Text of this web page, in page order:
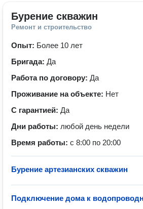
Бурение скважин
Ремонт и строительство
Опыт: Более 10 лет
Бригада: Да
Работа по договору: Да
Проживание на объекте: Нет
С гарантией: Да
Дни работы: любой день недели
Время работы: с 8:00 по 20:00
Бурение артезианских скважин
Подключение дома к